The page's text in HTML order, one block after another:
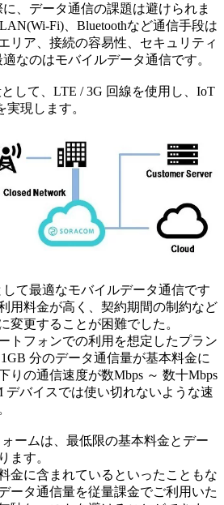
、データ通信の課題は避けられま
Fi)、Bluetoothなど通信手段は
リア、接続の容易性、セキュリティ
なのはモバイルデータ通信です。
して、LTE / 3G 回線を使用し、IoT
現します。
て最適なモバイルデータ通信です
用料金が高く、契約期間の制約など
変更することが困難でした。
トフォンでの利用を想定したプラン
分のデータ通信量が基本料金に
りの通信速度が数Mbps ～ 数十Mbps
デバイスでは使い切れないような速
ームは、最低限の基本料金とデー
ます。
金に含まれているといったこともな
ータ通信量を従量課金でご利用いた